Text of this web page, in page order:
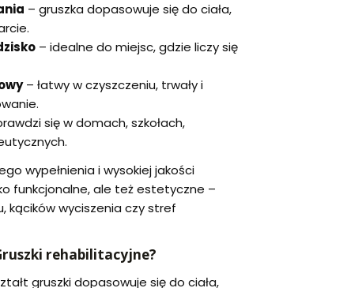
– gruszka dopasowuje się do ciała,
– idealne do miejsc, gdzie liczy się
– łatwy w czyszczeniu, trwały i
się w domach, szkołach,
wypełnienia i wysokiej jakości
funkcjonalne, ale też estetyczne –
kącików wyciszenia czy stref
rehabilitacyjne?
gruszki dopasowuje się do ciała,